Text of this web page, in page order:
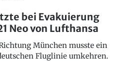
bei Evakuierung
Neo von Lufthansa
München musste ein
Fluglinie umkehren.